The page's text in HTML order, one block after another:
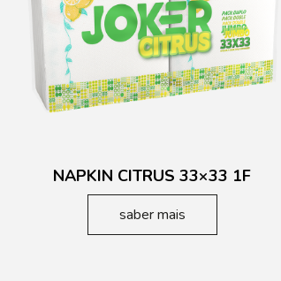
NAPKIN CITRUS 33×33 1F
saber mais